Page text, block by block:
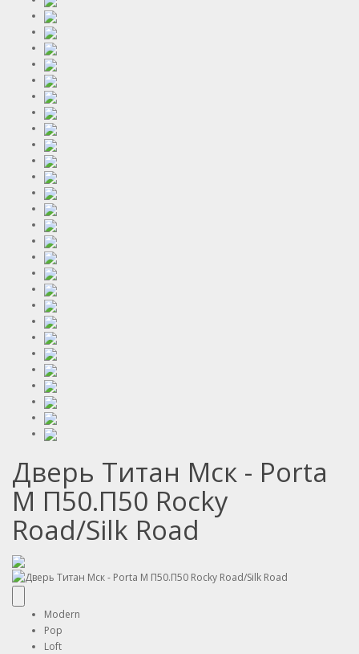
Дверь Титан Мск - Porta
M П50.П50 Rocky
Road/Silk Road
Modern
Pop
Loft